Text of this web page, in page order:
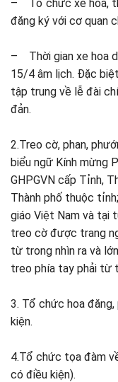
– Tổ chức xe hoa,
đăng ký với cơ quan
– Thời gian xe hoa
15/4 âm lịch. Đặc
tập trung về lễ đài
đản.
2.Treo cờ, phan,
biểu ngữ Kính mừng
GHPGVN cấp Tỉnh,
Thành phố thuộc
giáo Việt Nam và tại
treo cờ được trang
từ trong nhìn ra và
treo phía tay phải từ
3. Tổ chức hoa
kiện.
4.Tổ chức tọa đàm
có điều kiện).